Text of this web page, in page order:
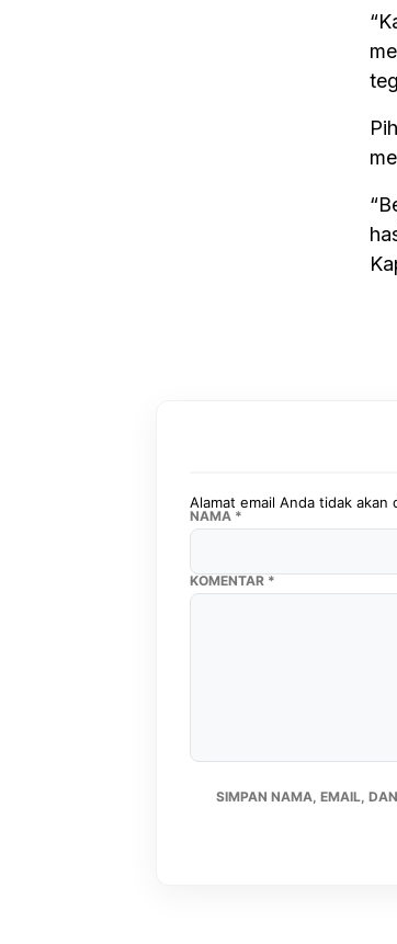
Alamat email Anda tidak akan
KOMENTAR*
NAMA *
SIMPAN NAMA, EMAIL,